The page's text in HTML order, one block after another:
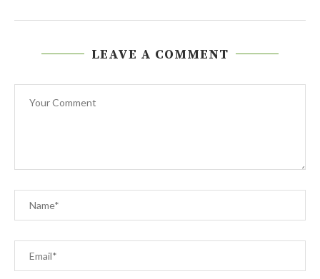
LEAVE A COMMENT